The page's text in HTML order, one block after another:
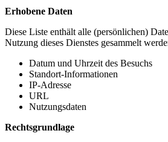
Erhobene Daten
Diese Liste enthält alle (persönlichen)
Nutzung dieses Dienstes gesammelt
Datum und Uhrzeit des Besuchs
Standort-Informationen
IP-Adresse
URL
Nutzungsdaten
Rechtsgrundlage